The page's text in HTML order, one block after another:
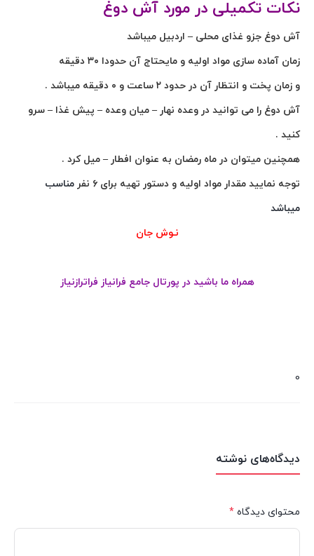
نکات تکمیلی در مورد آش دوغ
آش دوغ جزو غذای محلی – اردبیل میباشد
زمان آماده سازی مواد اولیه و مایحتاج آن حدودا ۳۰ دقیقه
و زمان پخت و انتظار آن در حدود ۲ ساعت و ۰ دقیقه میباشد .
آش دوغ را می توانید در وعده نهار – میان وعده – پیش غذا – سرو
کنید .
همچنین میتوان در ماه رمضان به عنوان افطار – میل کرد .
توجه نمایید مقدار مواد اولیه و دستور تهیه برای ۶ نفر
مناسب
میباشد
نـوش جان
همراه ما باشید در پورتال جامع فرانیاز فراترازنیاز
0
دیدگاه‌های نوشته
محتوای دیدگاه *